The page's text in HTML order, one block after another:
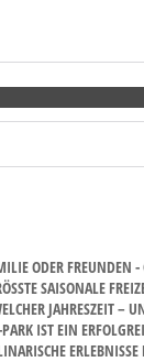
ODER FREUNDEN
SAISONALE
JAHRESZEIT –
IST EIN
ERLEBNISSE